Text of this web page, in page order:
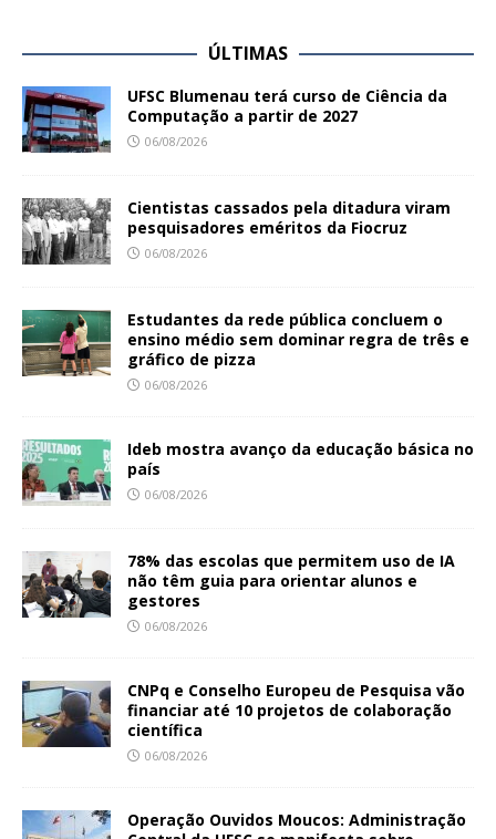
ÚLTIMAS
UFSC Blumenau terá curso de Ciência da
Computação a partir de 2027
06/08/2026
Cientistas cassados pela ditadura viram
pesquisadores eméritos da Fiocruz
06/08/2026
Estudantes da rede pública concluem o
ensino médio sem dominar regra de três e
gráfico de pizza
06/08/2026
Ideb mostra avanço da educação básica no
país
06/08/2026
78% das escolas que permitem uso de IA
não têm guia para orientar alunos e
gestores
06/08/2026
CNPq e Conselho Europeu de Pesquisa vão
financiar até 10 projetos de colaboração
científica
06/08/2026
Operação Ouvidos Moucos: Administração